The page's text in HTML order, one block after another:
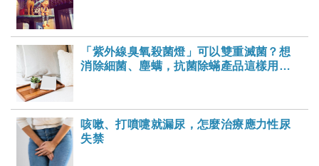
「紫外線臭氧殺菌燈」可以雙重滅菌？想
消除細菌、塵螨，抗菌除蟎產品這樣用才
咳嗽、打噴嚏就漏尿，怎麼治療應力性尿
失禁